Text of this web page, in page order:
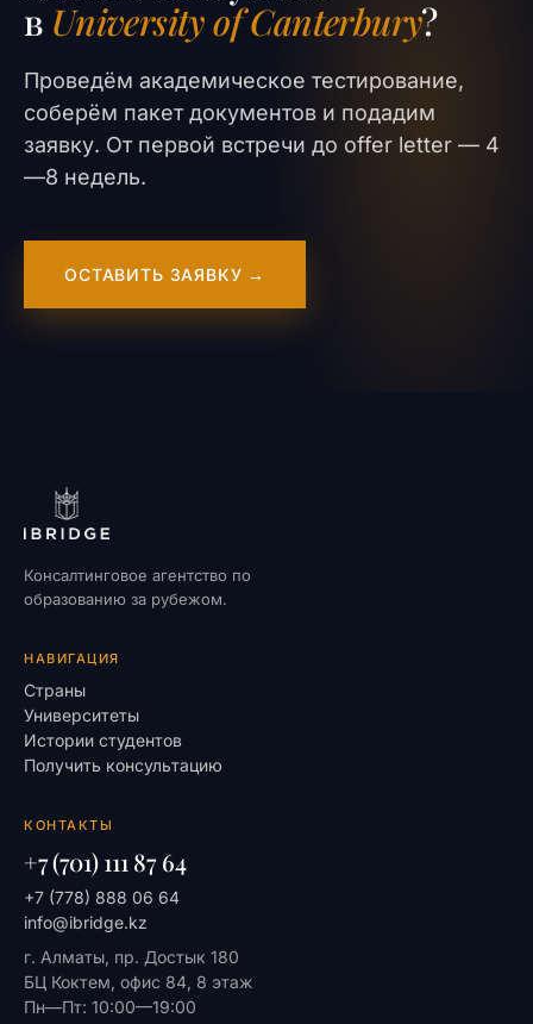
в University of Canterbury?
Проведём академическое тестирование,
соберём пакет документов и подадим
заявку. От первой встречи до offer letter — 4
—8 недель.
ОСТАВИТЬ ЗАЯВКУ →
Консалтинговое агентство по
образованию за рубежом.
НАВИГАЦИЯ
Страны
Университеты
Истории студентов
Получить консультацию
КОНТАКТЫ
+7 (701) 111 87 64
+7 (778) 888 06 64
info@ibridge.kz
г. Алматы, пр. Достык 180
БЦ Коктем, офис 84, 8 этаж
Пн—Пт: 10:00—19:00